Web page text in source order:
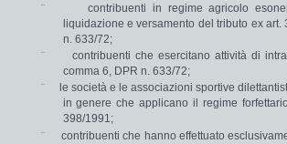
¨
contribuenti in regime agricolo
liquidazione e versamento del tributo ex art.
n. 633/72;
¨
contribuenti che esercitano attività di
comma 6, DPR n. 633/72;
¨
le società e le associazioni sportive
in genere che applicano ilregime
398/1991;
¨
contribuenti che hanno effettuato